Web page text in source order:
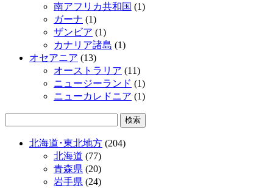
南アフリカ共和国 (1)
ガーナ (1)
ザンビア (1)
カナリア諸島 (1)
オセアニア (13)
オーストラリア (11)
ニュージーランド (1)
ニューカレドニア (1)
北海道･東北地方 (204)
北海道 (77)
青森県 (20)
岩手県 (24)